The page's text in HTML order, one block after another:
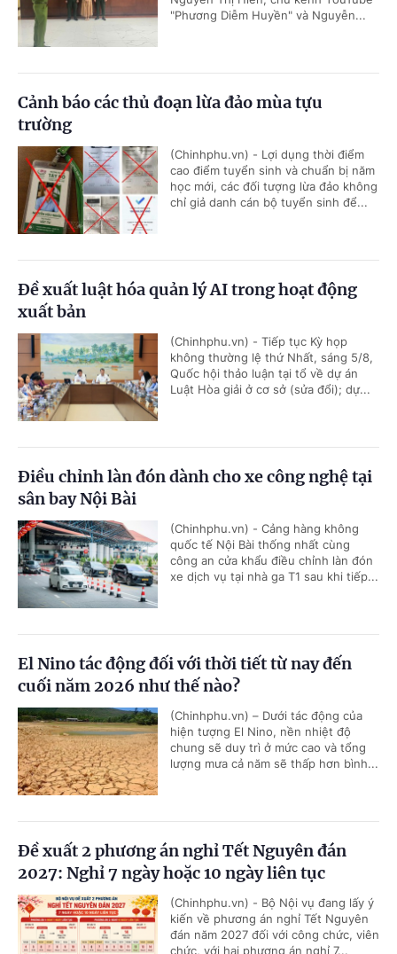
"Phương Diễm Huyền" và Nguyễn...
Cảnh báo các thủ đoạn lừa đảo mùa tựu
trường
(Chinhphu.vn) - Lợi dụng thời điểm
cao điểm tuyển sinh và chuẩn bị năm
học mới, các đối tượng lừa đảo không
chỉ giả danh cán bộ tuyển sinh để...
Đề xuất luật hóa quản lý AI trong hoạt động
xuất bản
(Chinhphu.vn) - Tiếp tục Kỳ họp
không thường lệ thứ Nhất, sáng 5/8,
Quốc hội thảo luận tại tổ về dự án
Luật Hòa giải ở cơ sở (sửa đổi); dự...
Điều chỉnh làn đón dành cho xe công nghệ tại
sân bay Nội Bài
(Chinhphu.vn) - Cảng hàng không
quốc tế Nội Bài thống nhất cùng
công an cửa khẩu điều chỉnh làn đón
xe dịch vụ tại nhà ga T1 sau khi tiếp...
El Nino tác động đối với thời tiết từ nay đến
cuối năm 2026 như thế nào?
(Chinhphu.vn) – Dưới tác động của
hiện tượng El Nino, nền nhiệt độ
chung sẽ duy trì ở mức cao và tổng
lượng mưa cả năm sẽ thấp hơn bình...
Đề xuất 2 phương án nghỉ Tết Nguyên đán
2027: Nghỉ 7 ngày hoặc 10 ngày liên tục
(Chinhphu.vn) - Bộ Nội vụ đang lấy ý
kiến về phương án nghỉ Tết Nguyên
đán năm 2027 đối với công chức, viên
chức, với hai phương án nghỉ 7...